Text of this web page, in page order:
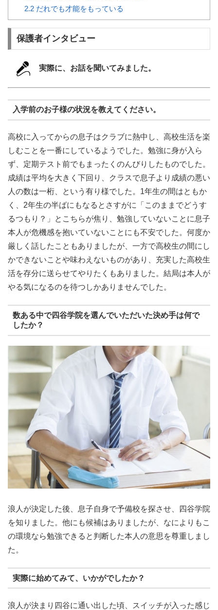
2.2だれでも才能をもっている
保護者インタビュー
実際に、お話を聞いてみました。
入学前のお子様の状況を教えてください。
高校に入ってからの息子はクラブに熱中し、高校生活を楽
しむことを一番にしているようでした。勉強に身が入ら
ず、定期テスト前でもまったくのんびりしたものでした。
成績は平均を大きく下回り、クラスで息子より成績の悪い
人の数は一桁、という有り様でした。1年生の間はともか
く、2年生の半ばにもなるとさすがに「このままでどうす
るつもり？」とこちらが焦り、勉強していないことに息子
本人が危機感を抱いていないことにも不安でした。何度か
厳しく話したこともありましたが、一方で高校生の間にし
かできないことや味わえないものがあり、充実した高校生
活を存分に送らせてやりたくもありました。結局は本人が
やる気になるのを待つしかありませんでした。
数ある中で四谷学院を選んでいただいた決め手は何で
したか？
浪人が決定した後、息子自身で予備校を探させ、四谷学院
を知りました。他にも候補はありましたが、なによりもこ
の環境なら勉強できると判断した本人の意思を尊重しまし
た。
実際に始めてみて、いかがでしたか？
浪人が決まり四谷に通い出した頃、スイッチが入った感じ